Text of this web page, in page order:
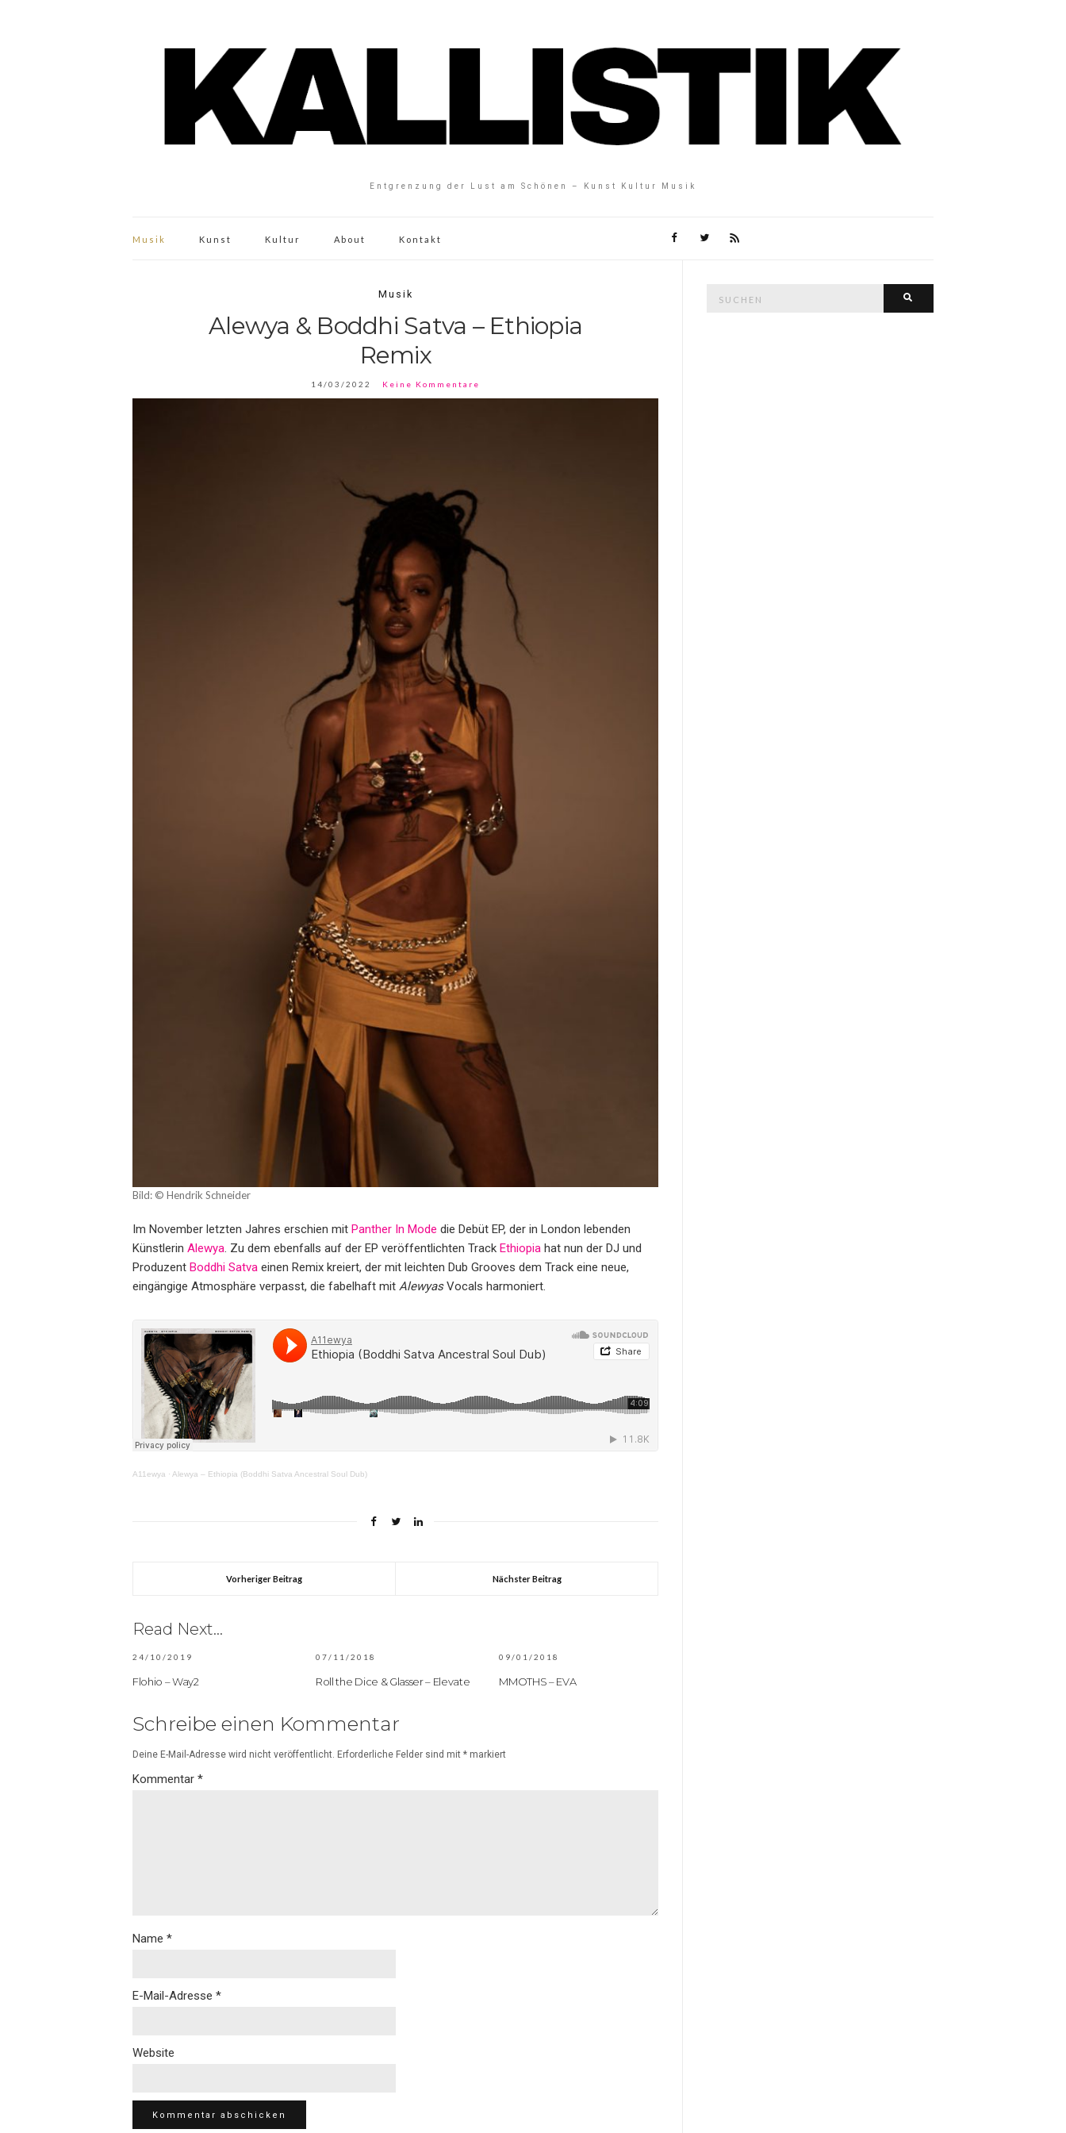
Entgrenzung der Lust am Schönen – Kunst Kultur Musik
Musik Kunst Kultur About Kontakt
Musik
Alewya & Boddhi Satva – Ethiopia
Remix
14/03/2022 Keine Kommentare
Bild: © Hendrik Schneider
Im November letzten Jahres erschien mit Panther In Mode die Debüt EP, der in London lebenden
Künstlerin Alewya. Zu dem ebenfalls auf der EP veröffentlichten Track Ethiopia hat nun der DJ und
Produzent Boddhi Satva einen Remix kreiert, der mit leichten Dub Grooves dem Track eine neue,
eingängige Atmosphäre verpasst, die fabelhaft mit AlewyasVocals harmoniert.
A11ewya · Alewya – Ethiopia (Boddhi Satva Ancestral Soul Dub)
Vorheriger Beitrag Nächster Beitrag
Read Next...
24/10/2019
Flohio – Way2
07/11/2018
Roll the Dice & Glasser – Elevate
09/01/2018
MMOTHS – EVA
Schreibe einen Kommentar
Deine E-Mail-Adresse wird nicht veröffentlicht. Erforderliche Felder sind mit * markiert
Kommentar *
Name *
E-Mail-Adresse *
Website